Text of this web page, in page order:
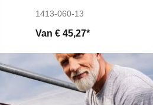
1413-060-13
Van € 45,27*